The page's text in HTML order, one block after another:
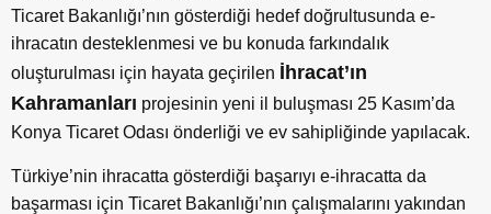
Ticaret Bakanlığı’nın gösterdiği hedef doğrultusunda e-
ihracatın desteklenmesi ve bu konuda farkındalık
oluşturulması için hayata geçirilen İhracat’ın
Kahramanları projesinin yeni il buluşması 25 Kasım’da
Konya Ticaret Odası önderliği ve ev sahipliğinde yapılacak.
Türkiye’nin ihracatta gösterdiği başarıyı e-ihracatta da
başarması için Ticaret Bakanlığı’nın çalışmalarını yakından